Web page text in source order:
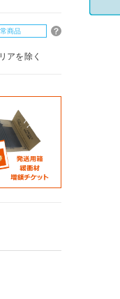
商品
アを除く